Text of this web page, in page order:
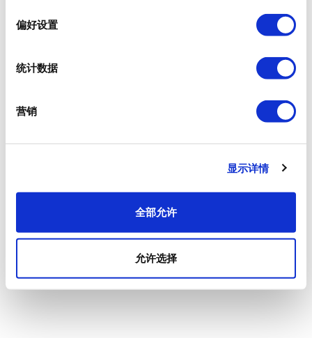
偏好设置
统计数据
营销
显示详情
全部允许
允许选择